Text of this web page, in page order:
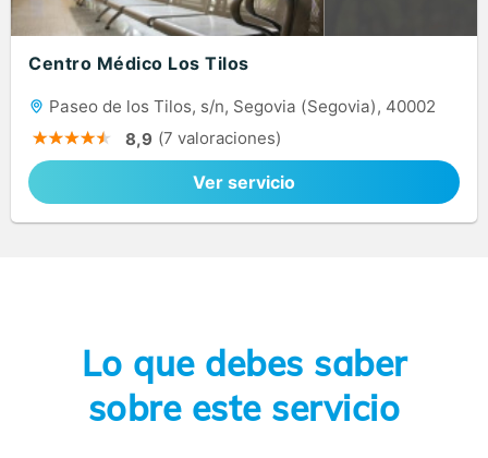
Centro Médico Los Tilos
Paseo de los Tilos, s/n, Segovia (Segovia), 40002
8,9 (7 valoraciones)
Ver servicio
Lo que debes saber
sobre este servicio